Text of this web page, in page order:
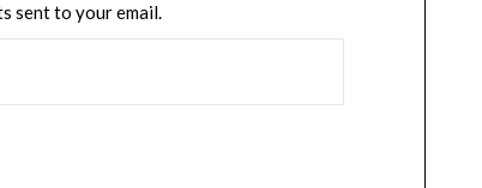
sent to your email.